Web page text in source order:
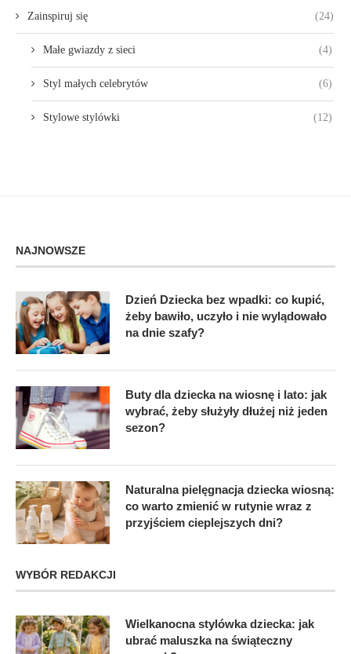
Zainspiruj się (24)
Małe gwiazdy z sieci (4)
Styl małych celebrytów (6)
Stylowe stylówki (12)
NAJNOWSZE
Dzień Dziecka bez wpadki: co kupić,
żeby bawiło, uczyło i nie wylądowało
na dnie szafy?
Buty dla dziecka na wiosnę i lato: jak
wybrać, żeby służyły dłużej niż jeden
sezon?
Naturalna pielęgnacja dziecka wiosną:
co warto zmienić w rutynie wraz z
przyjściem cieplejszych dni?
WYBÓR REDAKCJI
Wielkanocna stylówka dziecka: jak
ubrać maluszka na świąteczny